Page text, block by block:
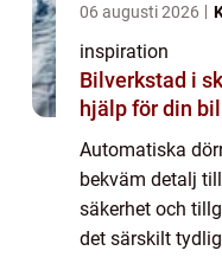
06 augusti 2026
inspiration
Bilverkstad i skara så hittar
hjälp för din bil
Automatiska
bekväm detalj
säkerhet och
det särskilt